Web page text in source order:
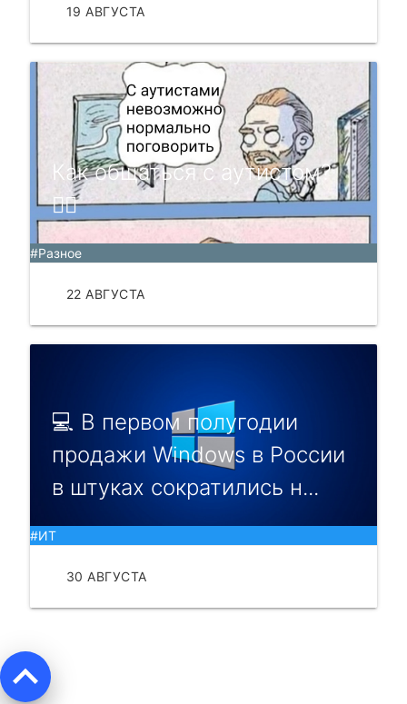
19 АВГУСТА
Как общаться с аутистом?
🙆‍♂
#Разное
22 АВГУСТА
💻 В первом полугодии
продажи Windows в России
в штуках сократились н...
#ИТ
30 АВГУСТА
keyboard_arrow_up